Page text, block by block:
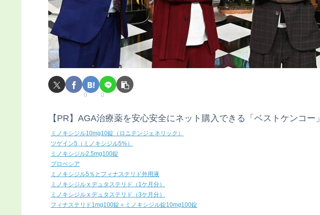
0 0
【PR】AGA治療薬を安心安全にネット購入できる「ベストケンコー」
ミノキシジル10mg10錠（ロニテンジェネリック）
ツゲイン5（ミノキシジル5%）
ミノキシジル2.5mg100錠
プロペシア
ミノキシジル5％とフィナステリド外用液
ミノキシジル x デュタステリド（1ケ月分）
ミノキシジル x デュタステリド（3ケ月分）
フィナステリド1mg100錠＋ミノキシジル錠10mg100錠